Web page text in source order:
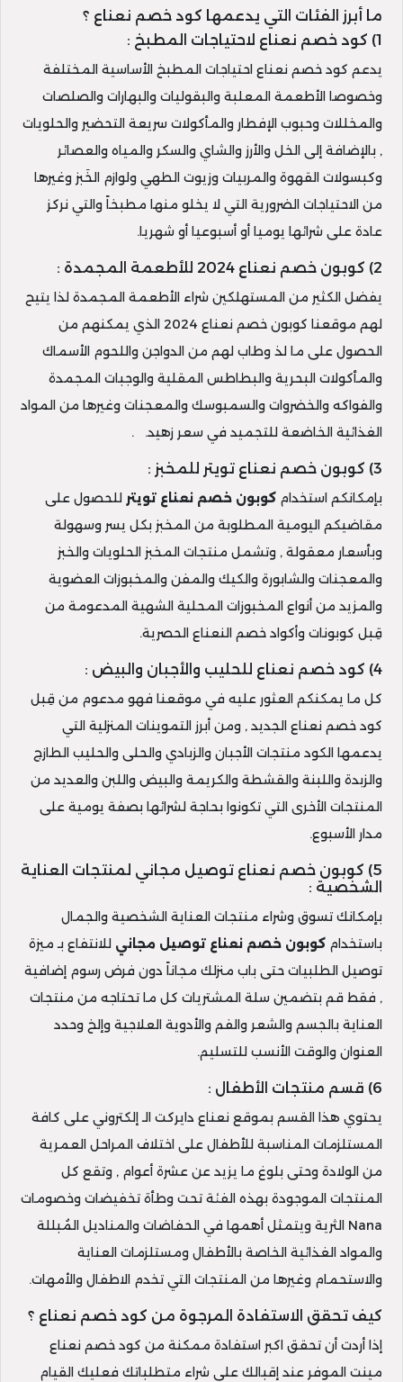
ما أبرز الفئات التي يدعمها كود خصم نعناع ؟
1) كود خصم نعناع لاحتياجات المطبخ :
يدعم كود خصم نعناع احتياجات المطبخ الأساسية المختلفة
وخصوصا الأطعمة المعلبة والبقوليات والبهارات والصلصات
والمخللات وحبوب الإفطار والمأكولات سريعة التحضير والحلويات
, بالإضافة إلى الخل والأرز والشاي والسكر والمياه والعصائر
وكبسولات القهوة والمربيات وزيوت الطهي ولوازم الخَبز وغيرها
من الاحتياجات الضرورية التي لا يخلو منها مطبخاً والتي نركز
عادة على شرائها يوميا أو أسبوعيا أو شهريا.
2) كوبون خصم نعناع 2024 للأطعمة المجمدة :
يفضل الكثير من المستهلكين شراء الأطعمة المجمدة لذا يتيح
لهم موقعنا كوبون خصم نعناع 2024 الذي يمكنهم من
الحصول على ما لذ وطاب لهم من الدواجن واللحوم الأسماك
والمأكولات البحرية والبطاطس المقلية والوجبات المجمدة
والفواكه والخضروات والسمبوسك والمعجنات وغيرها من المواد
الغذائية الخاضعة للتجميد في سعر زهيد. .
3) كوبون خصم نعناع تويتر للمخبز :
بإمكانكم استخدام كوبون خصم نعناع تويتر للحصول على
مقاضيكم اليومية المطلوبة من المخبز بكل يسر وسهولة
وبأسعار معقولة , وتشمل منتجات المخبز الحلويات والخبز
والمعجنات والشابورة والكيك والمفن والمخبوزات العضوية
والمزيد من أنواع المخبوزات المحلية الشهية المدعومة من
قِبل كوبونات وأكواد خصم النعناع الحصرية.
4) كود خصم نعناع للحليب والأجبان والبيض :
كل ما يمكنكم العثور عليه في موقعنا فهو مدعوم من قِبل
كود خصم نعناع الجديد , ومن أبرز التموينات المنزلية التي
يدعمها الكود منتجات الأجبان والزبادي والحلى والحليب الطازج
والزبدة واللبنة والقشطة والكريمة والبيض واللبن والعديد من
المنتجات الأخرى التي تكونوا بحاجة لشرائها بصفة يومية على
مدار الأسبوع.
5) كوبون خصم نعناع توصيل مجاني لمنتجات العناية
الشخصية :
بإمكانك تسوق وشراء منتجات العناية الشخصية والجمال
باستخدام كوبون خصم نعناع توصيل مجاني للانتفاع بـ ميزة
توصيل الطلبيات حتى باب منزلك مجاناً دون فرض رسوم إضافية
, فقط قم بتضمين سلة المشتريات كل ما تحتاجه من منتجات
العناية بالجسم والشعر والفم والأدوية العلاجية وإلخ وحدد
العنوان والوقت الأنسب للتسليم.
6) قسم منتجات الأطفال :
يحتوي هذا القسم بموقع نعناع دايركت الـ إلكتروني على كافة
المستلزمات المناسبة للأطفال على اختلاف المراحل العمرية
من الولادة وحتى بلوغ ما يزيد عن عشرة أعوام , وتقع كل
المنتجات الموجودة بهذه الفئة تحت وطأة تخفيضات وخصومات
Nana الثرية ويتمثل أهمها في الحفاضات والمناديل المُبللة
والمواد الغذائية الخاصة بالأطفال ومستلزمات العناية
والاستحمام وغيرها من المنتجات التي تخدم الاطفال والأمهات.
كيف تحقق الاستفادة المرجوة من كود خصم نعناع ؟
إذا أردت أن تحقق اكبر استفادة ممكنة من كود خصم نعناع
مينت الموفر عند إقبالك على شراء متطلباتك فعليك القيام